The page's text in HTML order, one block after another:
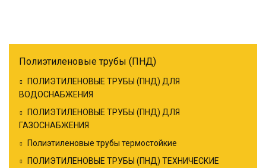
Полиэтиленовые трубы (ПНД)
ПОЛИЭТИЛЕНОВЫЕ ТРУБЫ (ПНД) ДЛЯ
ВОДОСНАБЖЕНИЯ
ПОЛИЭТИЛЕНОВЫЕ ТРУБЫ (ПНД) ДЛЯ
ГАЗОСНАБЖЕНИЯ
Полиэтиленовые трубы термостойкие
ПОЛИЭТИЛЕНОВЫЕ ТРУБЫ (ПНД) ТЕХНИЧЕСКИЕ